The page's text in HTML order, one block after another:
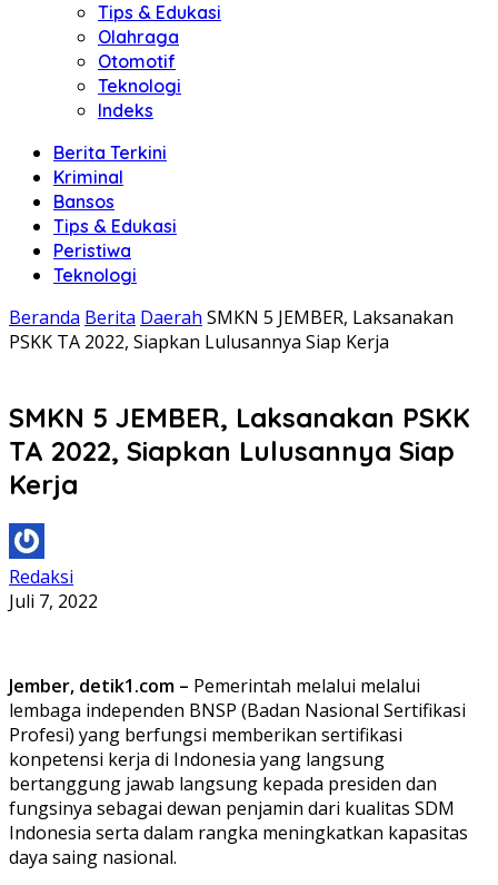
Tips & Edukasi
Olahraga
Otomotif
Teknologi
Indeks
Berita Terkini
Kriminal
Bansos
Tips & Edukasi
Peristiwa
Teknologi
Beranda Berita Daerah SMKN 5 JEMBER, Laksanakan
PSKK TA 2022, Siapkan Lulusannya Siap Kerja
SMKN 5 JEMBER, Laksanakan PSKK
TA 2022, Siapkan Lulusannya Siap
Kerja
Redaksi
Juli 7, 2022
Jember, detik1.com – Pemerintah melalui melalui
lembaga independen BNSP (Badan Nasional Sertifikasi
Profesi) yang berfungsi memberikan sertifikasi
konpetensi kerja di Indonesia yang langsung
bertanggung jawab langsung kepada presiden dan
fungsinya sebagai dewan penjamin dari kualitas SDM
Indonesia serta dalam rangka meningkatkan kapasitas
daya saing nasional.